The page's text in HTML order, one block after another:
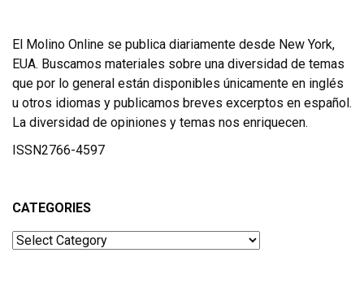
El Molino Online se publica diariamente desde New York,
EUA. Buscamos materiales sobre una diversidad de temas
que por lo general están disponibles únicamente en inglés
u otros idiomas y publicamos breves excerptos en español.
La diversidad de opiniones y temas nos enriquecen.
ISSN2766-4597
CATEGORIES
Categories